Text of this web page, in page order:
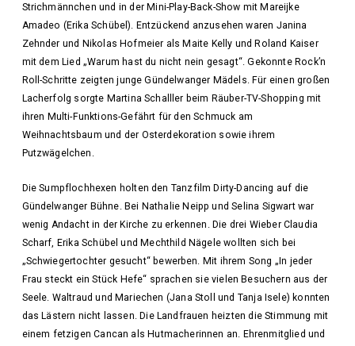
Strichmännchen und in der Mini-Play-Back-Show mit Mareijke
Amadeo (Erika Schübel). Entzückend anzusehen waren Janina
Zehnder und Nikolas Hofmeier als Maite Kelly und Roland Kaiser
mit dem Lied „Warum hast du nicht nein gesagt“. Gekonnte Rock’n
Roll-Schritte zeigten junge Gündelwanger Mädels. Für einen großen
Lacherfolg sorgte Martina Schalller beim Räuber-TV-Shopping mit
ihren Multi-Funktions-Gefährt für den Schmuck am
Weihnachtsbaum und der Osterdekoration sowie ihrem
Putzwägelchen.
Die Sumpflochhexen holten den Tanzfilm Dirty-Dancing auf die
Gündelwanger Bühne. Bei Nathalie Neipp und Selina Sigwart war
wenig Andacht in der Kirche zu erkennen. Die drei Wieber Claudia
Scharf, Erika Schübel und Mechthild Nägele wollten sich bei
„Schwiegertochter gesucht“ bewerben. Mit ihrem Song „In jeder
Frau steckt ein Stück Hefe“ sprachen sie vielen Besuchern aus der
Seele. Waltraud und Mariechen (Jana Stoll und Tanja Isele) konnten
das Lästern nicht lassen. Die Landfrauen heizten die Stimmung mit
einem fetzigen Cancan als Hutmacherinnen an. Ehrenmitglied und